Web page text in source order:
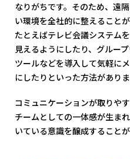
なりがちです。そのため、遠
い環境を全社的に整えることが
たとえばテレビ会議システム
見えるようにしたり、グルー
ツールなどを導入して気軽に
にしたりといった方法がありま
コミュニケーションが取りや
チームとしての一体感が生ま
いている意識を醸成することが